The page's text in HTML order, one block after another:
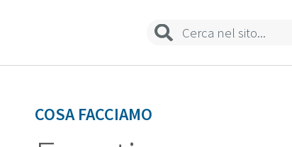
Sedi e contatti
COSA FACCIAMO